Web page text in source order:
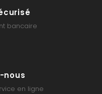
bancaire
nous
en ligne